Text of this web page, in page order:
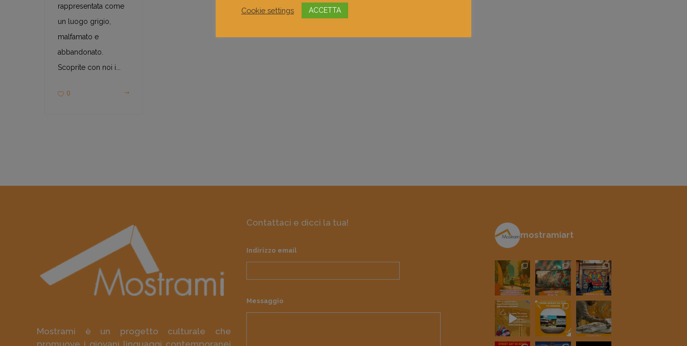
rappresentata come
un luogo grigio,
malfamato e
abbandonato.
Scoprite con noi i...
0
Mostrami è un progetto culturale che
Contattaci e dicci la tua!
Indirizzo email
Messaggio
mostramiart
Cookie settings ACCETTA